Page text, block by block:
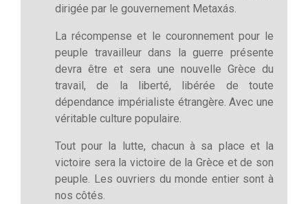
dirigée par le gouvernement Metaxás.
La récompense et le couronnement pour le
peuple travailleur dans la guerre présente
devra être et sera une nouvelle Grèce du
travail, de la liberté, libérée de toute
dépendance impérialiste étrangère. Avec une
véritable culture populaire.
Tout pour la lutte, chacun à sa place et la
victoire sera la victoire de la Grèce et de son
peuple. Les ouvriers du monde entier sont à
nos côtés.